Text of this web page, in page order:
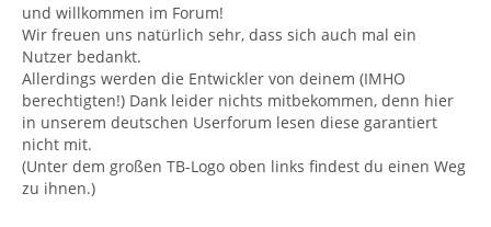
und willkommen im Forum!
Wir freuen uns natürlich sehr, dass sich auch mal ein
Nutzer bedankt.
Allerdings werden die Entwickler von deinem (IMHO
berechtigten!) Dank leider nichts mitbekommen, denn hier
in unserem deutschen Userforum lesen diese garantiert
nicht mit.
(Unter dem großen TB-Logo oben links findest du einen Weg
zu ihnen.)